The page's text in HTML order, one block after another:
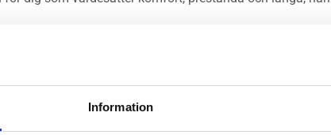
Information
oavsett underlag. Med ett liggmått på hela 107
effektiva fjädringen. Den sväljer ojämnheter och gör att
ställa undan den, fälls den ihop enkelt och smidigt.